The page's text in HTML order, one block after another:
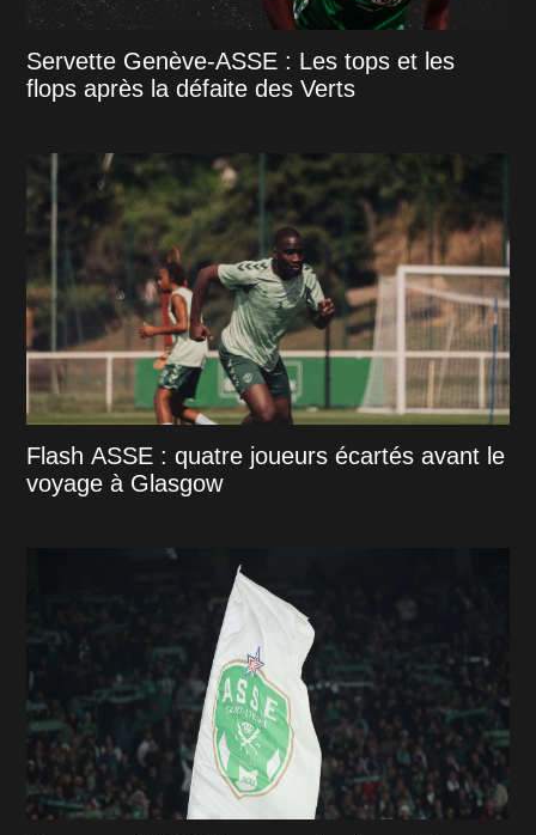
Servette Genève-ASSE : Les tops et les
flops après la défaite des Verts
Flash ASSE : quatre joueurs écartés avant le
voyage à Glasgow